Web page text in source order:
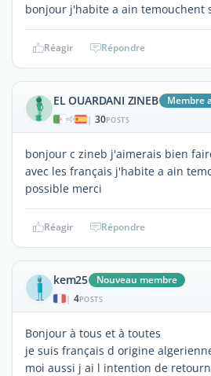
bonjour j'habite a ain temouchent
Réagir Répondre
EL OUARDANI ZINEB Membre
| 30POSTS
bonjour c zineb j'aimerais bien
avec les français j'habite a ain
possible merci
Réagir Répondre
kem25 Nouveau membre
| 4POSTS
Bonjour à tous et à toutes
je suis français d origine
moi aussi j ai l intention de